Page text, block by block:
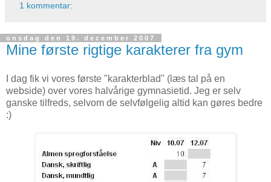
1 kommentar:
onsdag den 19. december 2007
Mine første rigtige karakterer fra gym
I dag fik vi vores første "karakterblad" (læs tal på en
webside) over vores halvårige gymnasietid. Jeg er selv
ganske tilfreds, selvom de selvfølgelig altid kan gøres bedre
:)